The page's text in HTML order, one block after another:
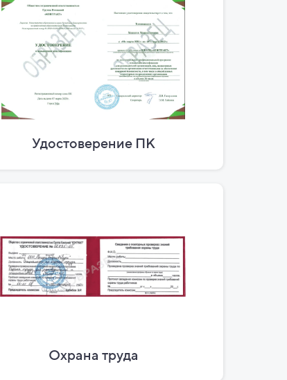
Удостоверение ПК
Охрана труда